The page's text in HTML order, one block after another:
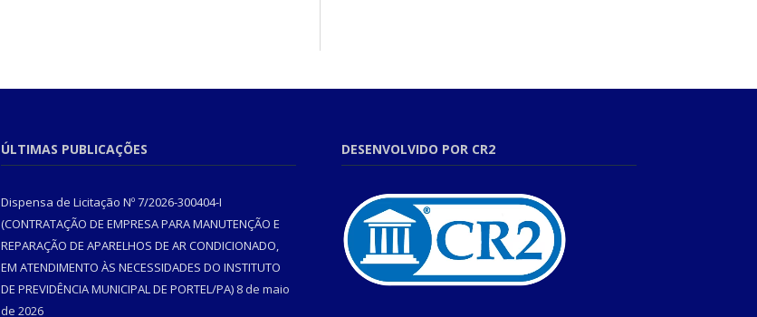
ÚLTIMAS PUBLICAÇÕES
Dispensa de Licitação Nº 7/2026-300404-I
(CONTRATAÇÃO DE EMPRESA PARA MANUTENÇÃO E
REPARAÇÃO DE APARELHOS DE AR CONDICIONADO,
EM ATENDIMENTO ÀS NECESSIDADES DO INSTITUTO
DE PREVIDÊNCIA MUNICIPAL DE PORTEL/PA) 8 de maio
de 2026
DESENVOLVIDO POR CR2